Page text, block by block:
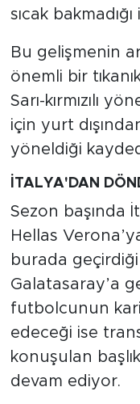
sıcak
Bu gelişmenin
önemli bir
Sarı-kırmızılı
için yurt
yöneldiği
İTALYA'DAN
Sezon başında
Hellas
burada
Galatasaray’a
futbolcunun
edeceği ise
konuşulan
devam ediyor.